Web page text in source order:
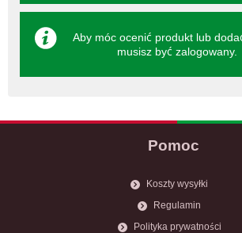
Aby móc ocenić produkt lub
musisz być zalogowany.
Pomoc
Koszty wysyłki
Regulamin
Polityka prywatności